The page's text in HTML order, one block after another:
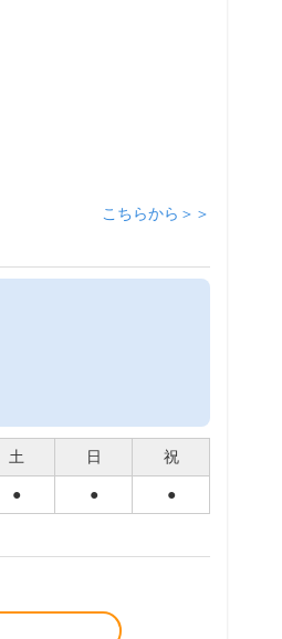
こちらから＞＞
土 日 祝
● ● ●